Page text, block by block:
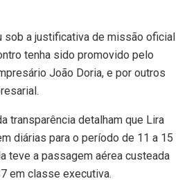
sob a justificativa de missão oficial
tenha sido promovido pelo
João Doria, e por outros
transparência detalham que Lira
diárias para o período de 11 a 15
teve a passagem aérea custeada
em classe executiva.